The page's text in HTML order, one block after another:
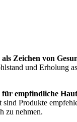
Zeichen von
und Erholung
empfindliche Haut
Produkte
zu nehmen.